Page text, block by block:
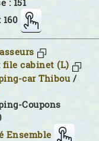
: 151
file cabinet (L)
car Thibou/
Coupons
Ensemble